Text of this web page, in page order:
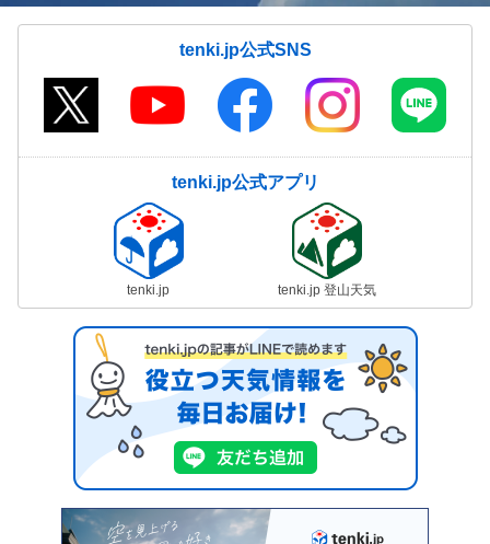
tenki.jp公式SNS
tenki.jp公式アプリ
tenki.jp tenki.jp 登山天気